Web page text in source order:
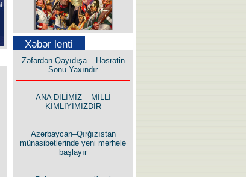
Səfər Alışarlı yazır
Xəbər lenti
Zəfərdən Qayıdışa – Həsrətin
Sonu Yaxındır
ANA DİLİMİZ – MİLLİ
KİMLİYİMİZDİR
Azərbaycan–Qırğızıstan
münasibətlərində yeni mərhələ
başlayır